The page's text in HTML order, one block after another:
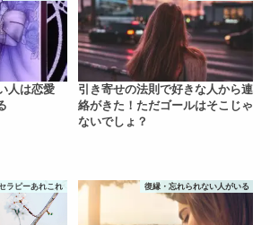
人は恋愛
引き寄せの法則で好きな人から連
絡がきた！ただゴールはそこじゃ
ないでしょ？
ラピーあれこれ 復縁・忘れられない人がいる